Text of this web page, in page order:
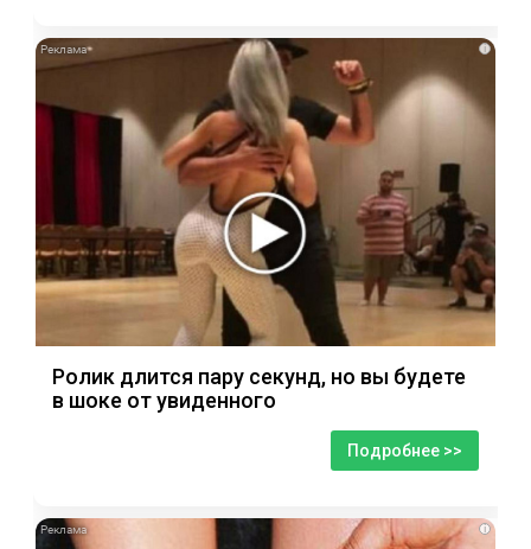
i
Ролик длится пару секунд, но вы будете
в шоке от увиденного
Подробнее >>
i